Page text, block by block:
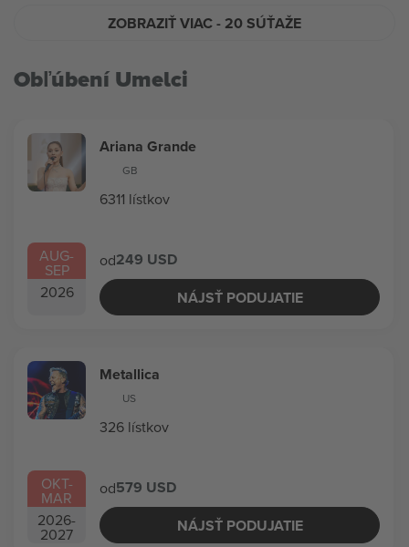
ZOBRAZIŤ VIAC- 20 SÚŤAŽE
Obľúbení Umelci
AUG-
SEP
2026
Ariana Grande
GB
6311 lístkov
od249 USD
NÁJSŤ PODUJATIE
OKT-
MAR
2026-
2027
Metallica
US
326 lístkov
od579 USD
NÁJSŤ PODUJATIE